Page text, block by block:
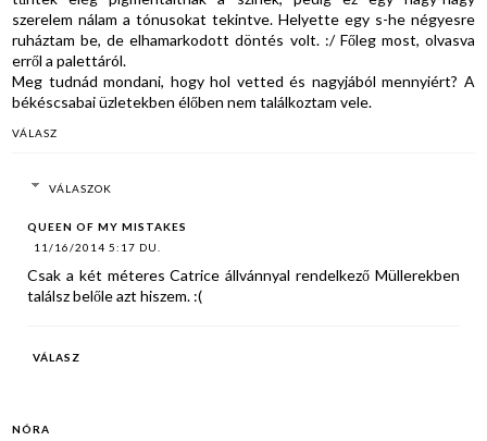
szerelem nálam a tónusokat tekintve. Helyette egy s-he négyesre
ruháztam be, de elhamarkodott döntés volt. :/ Főleg most, olvasva
erről a palettáról.
Meg tudnád mondani, hogy hol vetted és nagyjából mennyiért? A
békéscsabai üzletekben élőben nem találkoztam vele.
VÁLASZ
VÁLASZOK
QUEEN OF MY MISTAKES
11/16/2014 5:17 DU.
Csak a két méteres Catrice állvánnyal rendelkező Müllerekben
találsz belőle azt hiszem. :(
VÁLASZ
NÓRA